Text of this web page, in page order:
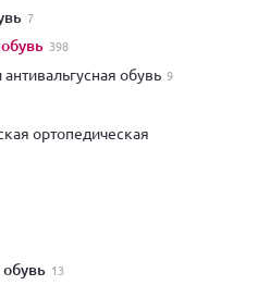
7
398
антивальгусная обувь 9
обувь 13